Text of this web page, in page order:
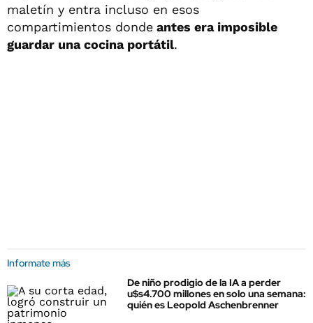
maletín y entra incluso en esos
compartimientos donde antes era imposible
guardar una cocina portátil.
Informate más
De niño prodigio de la IA a perder
u$s4.700 millones en solo una semana:
quién es Leopold Aschenbrenner